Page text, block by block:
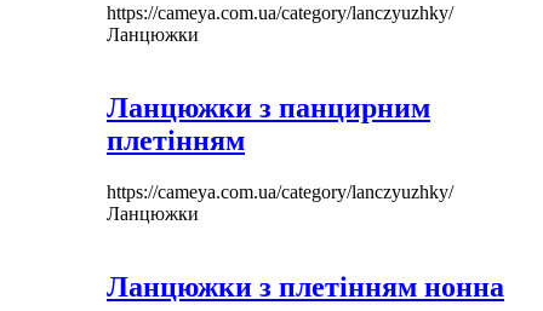
https://cameya.com.ua/category/lanczyuzhky/
Ланцюжки
Ланцюжки з панцирним
плетінням
https://cameya.com.ua/category/lanczyuzhky/
Ланцюжки
Ланцюжки з плетінням нонна